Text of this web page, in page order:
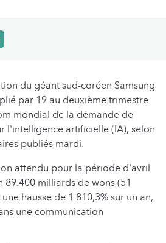
du géant sud-coréen Samsung
par 19 au deuxième trimestre
mondial de la demande de
l'intelligence artificielle (IA), selon
publiés mardi.
attendu pour la période d'avril
89.400 milliards de wons (51
hausse de 1.810,3% sur un an,
une communication